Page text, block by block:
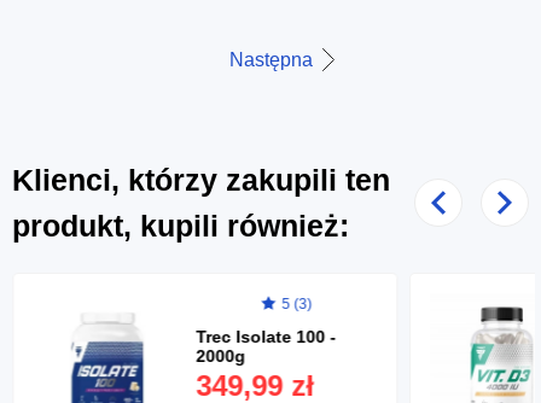
Następna
Klienci, którzy zakupili ten
produkt, kupili również:
Poprzedni
5 (3)
Trec Isolate 100 -
2000g
349,99 zł